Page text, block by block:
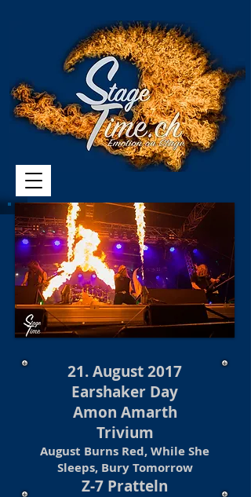
21. August 2017
Earshaker Day
Amon Amarth
Trivium
August Burns Red, While She
Sleeps, Bury Tomorrow
Z-7 Pratteln